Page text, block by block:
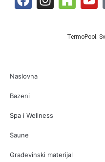
TermoPool.
Naslovna
Bazeni
Spa i Wellness
Saune
Građevinski materijal